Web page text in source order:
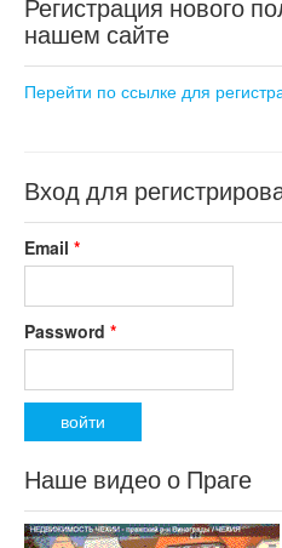
раздел: объекты для
коммерческого использования
нашем сайте
Перейти по ссылке для
Вход для
Email *
Password *
Наше видео о Праге